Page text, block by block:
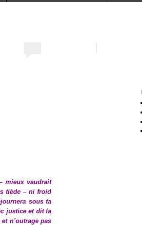
mieux vaudrait
tiède – ni froid
sous ta
justice et dit la
n’outrage pas